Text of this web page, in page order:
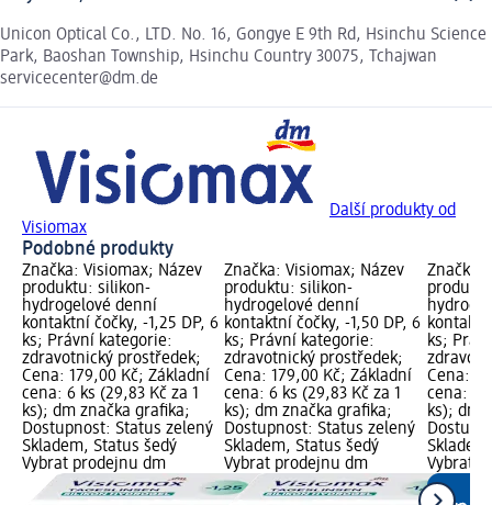
Unicon Optical Co., LTD. No. 16, Gongye E 9th Rd, Hsinchu Science
Park, Baoshan Township, Hsinchu Country 30075, Tchajwan
servicecenter@dm.de
Další produkty od
Visiomax
Podobné produkty
Značka: Visiomax; Název
produktu: silikon-
hydrogelové denní
kontaktní čočky, -1,25 DP, 6
ks; Právní kategorie:
zdravotnický prostředek;
Cena: 179,00 Kč; Základní
cena: 6 ks (29,83 Kč za 1
ks); dm značka grafika;
Dostupnost: Status zelený
Skladem, Status šedý
Vybrat prodejnu dm
Značka: Visiomax; Název
produktu: silikon-
hydrogelové denní
kontaktní čočky, -1,50 DP, 6
ks; Právní kategorie:
zdravotnický prostředek;
Cena: 179,00 Kč; Základní
cena: 6 ks (29,83 Kč za 1
ks); dm značka grafika;
Dostupnost: Status zelený
Skladem, Status šedý
Vybrat prodejnu dm
Značka:
ks;
Cena:
cena: 6
ks); dm
Vybrat